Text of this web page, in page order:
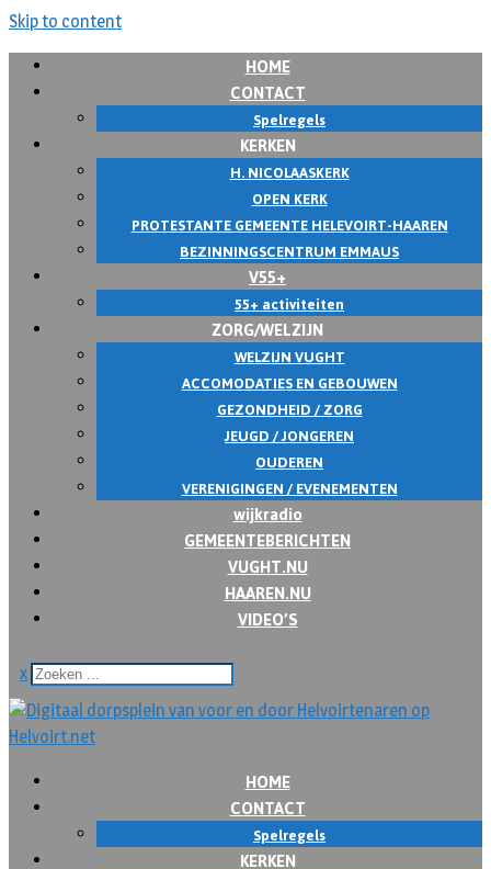
Skip to content
HOME
CONTACT
Spelregels
KERKEN
H. NICOLAASKERK
OPEN KERK
PROTESTANTE GEMEENTE HELEVOIRT-HAAREN
BEZINNINGSCENTRUM EMMAUS
V55+
55+ activiteiten
ZORG/WELZIJN
WELZIJN VUGHT
ACCOMODATIES EN GEBOUWEN
GEZONDHEID / ZORG
JEUGD / JONGEREN
OUDEREN
VERENIGINGEN / EVENEMENTEN
wijkradio
GEMEENTEBERICHTEN
VUGHT.NU
HAAREN.NU
VIDEO’S
x
HOME
CONTACT
Spelregels
KERKEN